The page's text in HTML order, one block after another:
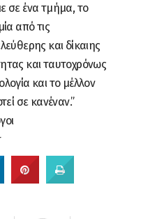
σε ένα τμήμα, το
από τις
και δίκαιης
και ταυτοχρόνως
και το μέλλον
σε κανέναν.”